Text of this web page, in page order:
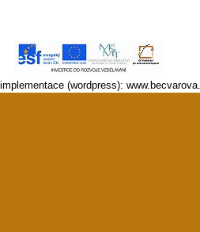
(wordpress):